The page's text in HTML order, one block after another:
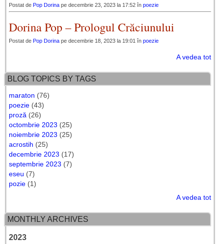
Postat de Pop Dorina pe decembrie 23, 2023 la 17:52 în poezie
Dorina Pop – Prologul Crăciunului
Postat de Pop Dorina pe decembrie 18, 2023 la 19:01 în poezie
A vedea tot
BLOG TOPICS BY TAGS
maraton (76)
poezie (43)
proză (26)
octombrie 2023 (25)
noiembrie 2023 (25)
acrostih (25)
decembrie 2023 (17)
septembrie 2023 (7)
eseu (7)
pozie (1)
A vedea tot
MONTHLY ARCHIVES
2023